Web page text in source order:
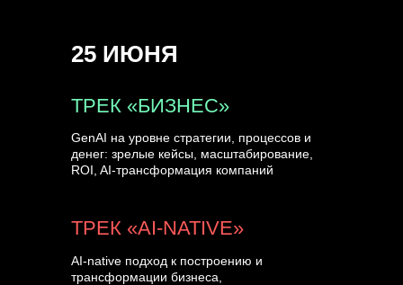
ТРЕК «БИЗНЕС»
GenAI на уровне стратегии, процессов и
денег: зрелые кейсы, масштабирование,
ROI, AI-трансформация компаний
AI-native подход к построению и
трансформации бизнеса,
ТРЕК «AI-NATIVE»
25 ИЮНЯ